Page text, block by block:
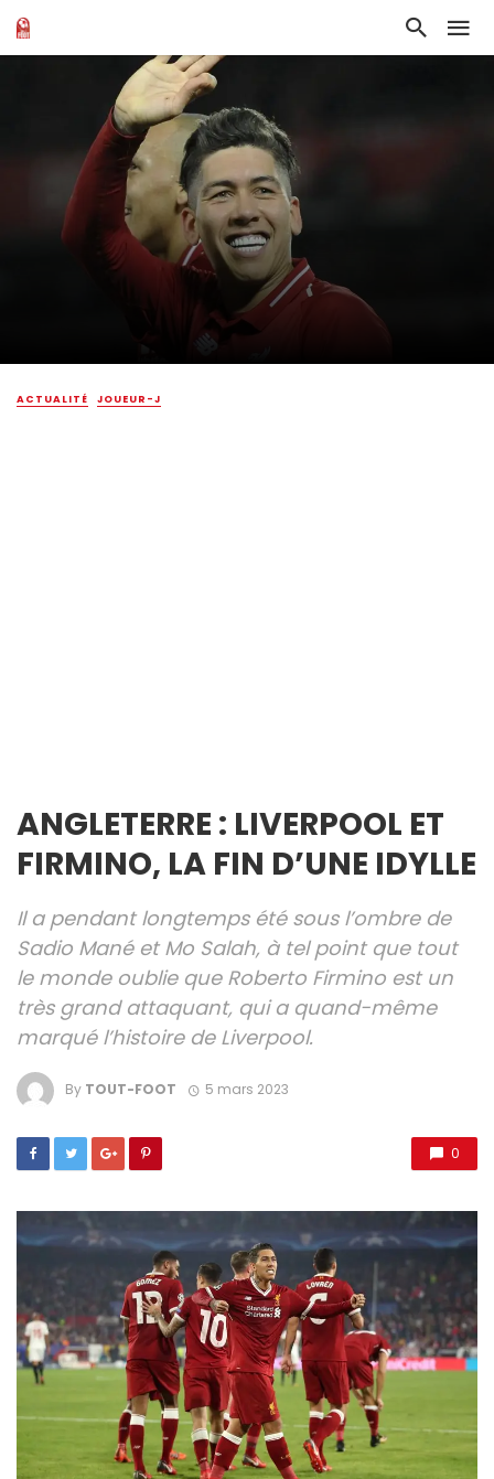
ACTUALITÉ JOUEUR-J
ANGLETERRE : LIVERPOOL ET
FIRMINO, LA FIN D’UNE IDYLLE
Il a pendant longtemps été sous l’ombre de
Sadio Mané et Mo Salah, à tel point que tout
le monde oublie que Roberto Firmino est un
très grand attaquant, qui a quand-même
marqué l’histoire de Liverpool.
By TOUT-FOOT 5 mars 2023
0